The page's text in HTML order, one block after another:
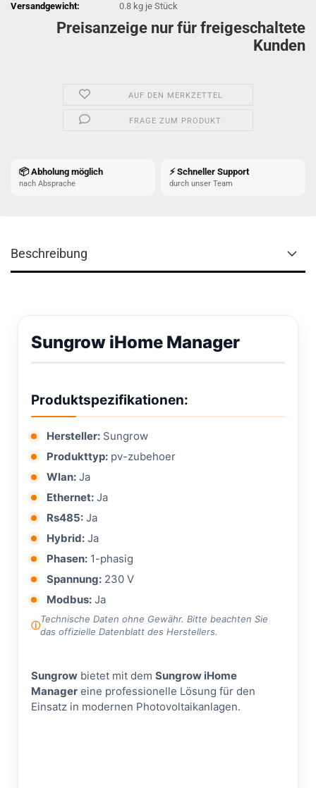
Versandgewicht:
0.8 kg je Stück
Preisanzeige nur für freigeschaltete
Kunden
AUF DEN MERKZETTEL
FRAGE ZUM PRODUKT
📦 Abholung möglich
nach Absprache
⚡ Schneller Support
durch unser Team
Beschreibung
Sungrow iHome Manager
Produktspezifikationen:
Hersteller: Sungrow
Produkttyp: pv-zubehoer
Wlan: Ja
Ethernet: Ja
Rs485: Ja
Hybrid: Ja
Phasen: 1-phasig
Spannung: 230 V
Modbus: Ja
Technische Daten ohne Gewähr. Bitte beachten Sie
das offizielle Datenblatt des Herstellers.
Sungrow bietet mit dem Sungrow iHome
Manager eine professionelle Lösung für den
Einsatz in modernen Photovoltaikanlagen.